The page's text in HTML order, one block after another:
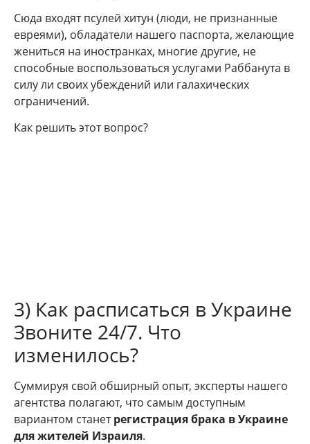
Сюда входят псулей хитун (люди, не признанные
евреями), обладатели нашего паспорта, желающие
жениться на иностранках, многие другие, не
способные воспользоваться услугами Раббанута в
силу ли своих убеждений или галахических
ограничений.
Как решить этот вопрос?
3) Как расписаться в Украине
Звоните 24/7. Что
изменилось?
Суммируя свой обширный опыт, эксперты нашего
агентства полагают, что самым доступным
вариантом станетрегистрация брака в Украине
для жителей Израиля.